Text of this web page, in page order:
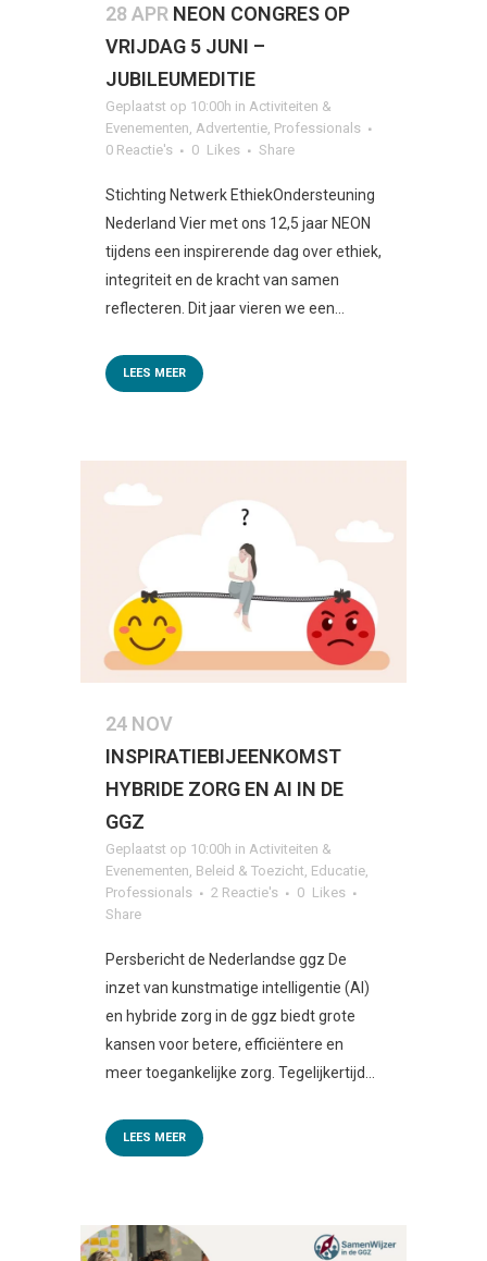
28 APR NEON CONGRES OP
VRIJDAG 5 JUNI –
JUBILEUMEDITIE
Geplaatst op 10:00h in Activiteiten &
Evenementen Advertentie Professionals
0 Reactie's
0 Likes Share
Stichting Netwerk EthiekOndersteuning
Nederland Vier met ons 12,5 jaar NEON
tijdens een inspirerende dag over ethiek,
integriteit en de kracht van samen
reflecteren. Dit jaar vieren we een...
LEES MEER
24 NOV
INSPIRATIEBIJEENKOMST
HYBRIDE ZORG EN AI IN DE
GGZ
Geplaatst op 10:00h in Activiteiten &
Evenementen, Beleid & Toezicht, Educatie,
Professionals
2 Reactie's 0 Likes
Share
Persbericht de Nederlandse ggz De
inzet van kunstmatige intelligentie (AI)
en hybride zorg in de ggz biedt grote
kansen voor betere, efficiëntere en
meer toegankelijke zorg. Tegelijkertijd...
LEES MEER